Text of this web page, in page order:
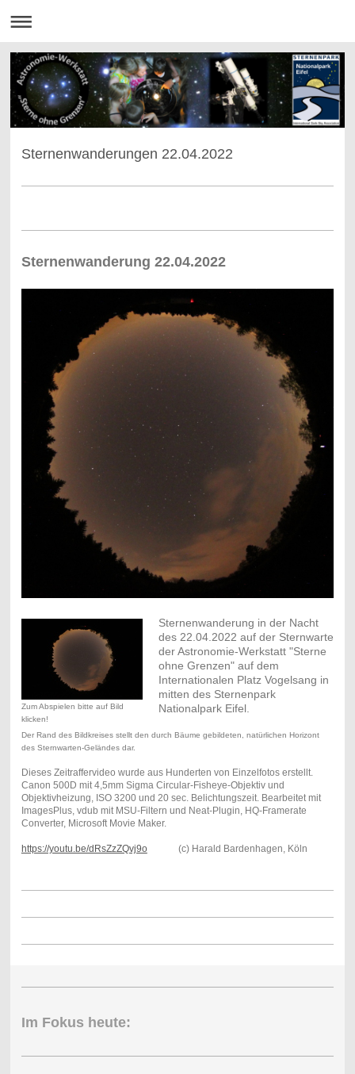
Sternenwanderungen 22.04.2022
Sternenwanderung 22.04.2022
Zum Abspielen bitte auf Bild
klicken!
Sternenwanderung in der Nacht
des 22.04.2022 auf der Sternwarte
der Astronomie-Werkstatt "Sterne
ohne Grenzen" auf dem
Internationalen Platz Vogelsang in
mitten des Sternenpark
Nationalpark Eifel.
Der Rand des Bildkreises stellt den durch Bäume gebildeten, natürlichen Horizont
des Sternwarten-Geländes dar.
Dieses Zeitraffervideo wurde aus Hunderten von Einzelfotos erstellt.
Canon 500D mit 4,5mm Sigma Circular-Fisheye-Objektiv und
Objektivheizung, ISO 3200 und 20 sec. Belichtungszeit. Bearbeitet mit
ImagesPlus, vdub mit MSU-Filtern und Neat-Plugin, HQ-Framerate
Converter, Microsoft Movie Maker.
https://youtu.be/dRsZzZQvj9o(c) Harald Bardenhagen, Köln
Im Fokus heute: